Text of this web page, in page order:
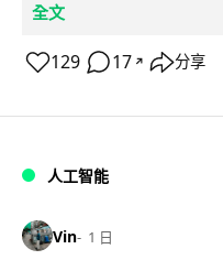
全文
129 17 ↗ 分享
人工智能
Vin 1 日